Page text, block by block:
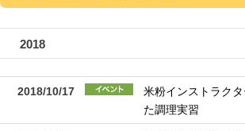
2018
2018/10/17
米粉インストラク
た調理実習